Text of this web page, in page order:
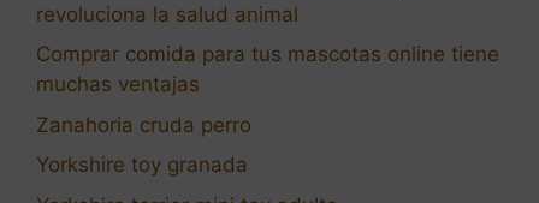
revoluciona la salud animal
Comprar comida para tus mascotas online tiene
muchas ventajas
Zanahoria cruda perro
Yorkshire toy granada